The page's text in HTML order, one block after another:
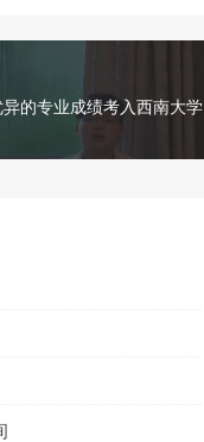
的专业成绩考入西南大学